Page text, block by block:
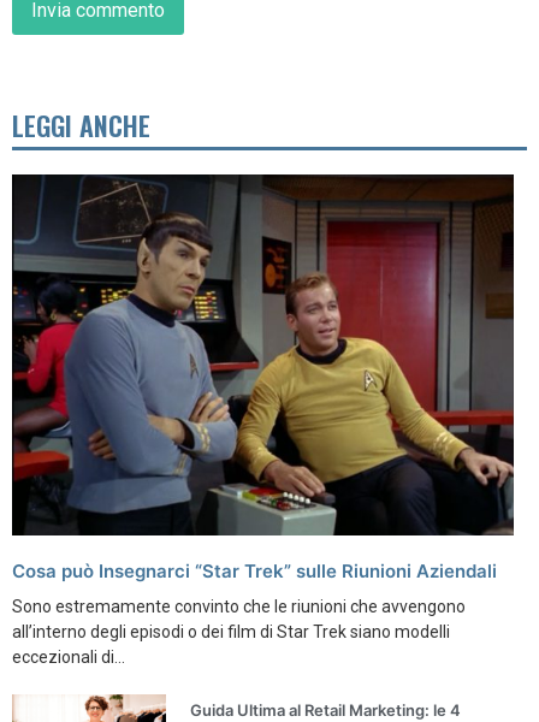
LEGGI ANCHE
Cosa può Insegnarci “Star Trek” sulle Riunioni Aziendali
Sono estremamente convinto che le riunioni che avvengono
all’interno degli episodi o dei film di Star Trek siano modelli
eccezionali di...
Guida Ultima al Retail Marketing: le 4